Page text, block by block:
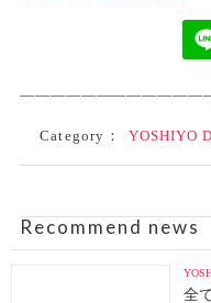
Category： YOSHIYO
Recommend news
全